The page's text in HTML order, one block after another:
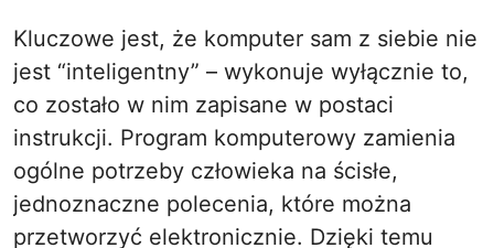
Kluczowe jest, że komputer sam z siebie nie
jest “inteligentny” – wykonuje wyłącznie to,
co zostało w nim zapisane w postaci
instrukcji. Program komputerowy zamienia
ogólne potrzeby człowieka na ścisłe,
jednoznaczne polecenia, które można
przetworzyć elektronicznie. Dzięki temu